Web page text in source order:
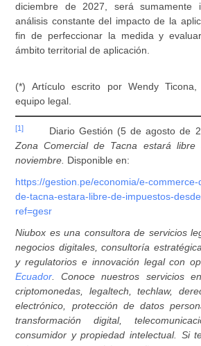
diciembre de 2027, será sumamente
análisis constante del impacto de la
fin de perfeccionar la medida y
ámbito territorial de aplicación.
(*) Artículo escrito por Wendy
equipo legal.
[1] Diario Gestión (5 de agosto de
Zona Comercial de Tacna estará libre
noviembre. Disponible en:
https://gestion.pe/economia/e-
de-tacna-estara-libre-de-impuestos-
ref=gesr
Niubox es una consultora de servicios
negocios digitales, consultoría
y regulatorios e innovación legal con
Ecuador . Conoce nuestros servicios
criptomonedas, legaltech, techlaw,
electrónico, protección de datos
transformación digital,
consumidor y propiedad intelectual. Si